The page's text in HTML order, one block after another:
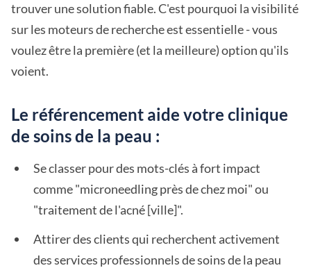
trouver une solution fiable. C'est pourquoi la visibilité
sur les moteurs de recherche est essentielle - vous
voulez être la première (et la meilleure) option qu'ils
voient.
Le référencement aide votre clinique
de soins de la peau :
Se classer pour des mots-clés à fort impact
comme "microneedling près de chez moi" ou
"traitement de l'acné [ville]".
Attirer des clients qui recherchent activement
des services professionnels de soins de la peau